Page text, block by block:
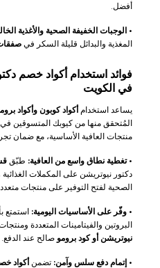
أفضل.
• الوجبات الخفيفة الصحية والأغذية
المغذية والبدائل قليلة السكر في
فوائد استخدام أكواد خصم
في الكويت
يساعد استخدام أكواد كوبون وأكواد
المُتحقق منها من كيوبك المتسوقين
منتجات العافية الأساسية، مع ضمان
•تغطية نطاق واسع من العافية: طبّق
دكتور نيوتريشن على المكملات الغذائية
الصحية لفتح التوفير على منتجات
• وفّر على الأساسيات اليومية:
البروتين والفيتامينات المتعددة
نيوتريشن أو كود برومو صالح عند الدفع.
• إتمام دفع سلس وآمن: تضمن أكواد